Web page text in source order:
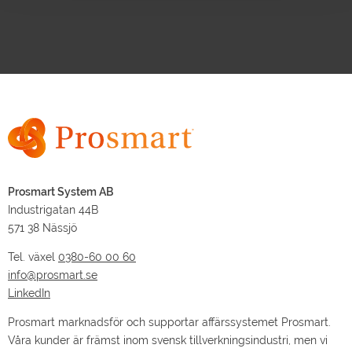
Prosmart System AB
Industrigatan 44B
571 38 Nässjö
Tel. växel 0380-60 00 60
info@prosmart.se
LinkedIn
Prosmart marknadsför och supportar affärssystemet Prosmart.
Våra kunder är främst inom svensk tillverkningsindustri, men vi